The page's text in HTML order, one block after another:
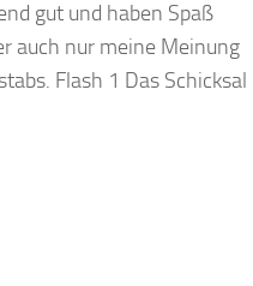
gut und haben Spaß
auch nur meine Meinung
Flash 1 Das Schicksal